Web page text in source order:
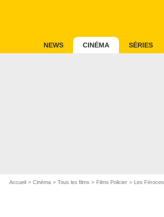
NEWS CINÉMA SÉRIES
Accueil Cinéma Tous les films Films Policier Les Féroces